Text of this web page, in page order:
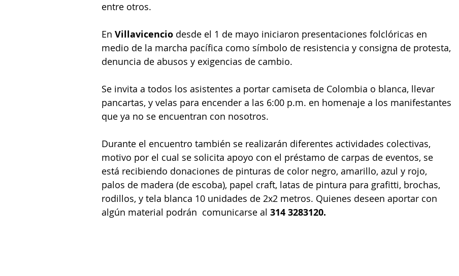
entre otros.
En Villavicencio desde el 1 de mayo iniciaron presentaciones folclóricas en
medio de la marcha pacífica como símbolo de resistencia y consigna de protesta,
denuncia de abusos y exigencias de cambio.
Se invita a todos los asistentes a portar camiseta de Colombia o blanca, llevar
pancartas, y velas para encender a las 6:00 p.m. en homenaje a los manifestantes
que ya no se encuentran con nosotros.
Durante el encuentro también se realizarán diferentes actividades colectivas,
motivo por el cual se solicita apoyo con el préstamo de carpas de eventos, se
está recibiendo donaciones de pinturas de color negro, amarillo, azul y rojo,
palos de madera (de escoba), papel craft, latas de pintura para grafitti, brochas,
rodillos, y tela blanca 10 unidades de 2x2 metros. Quienes deseen aportar con
algún material podrán  comunicarse al 314 3283120.